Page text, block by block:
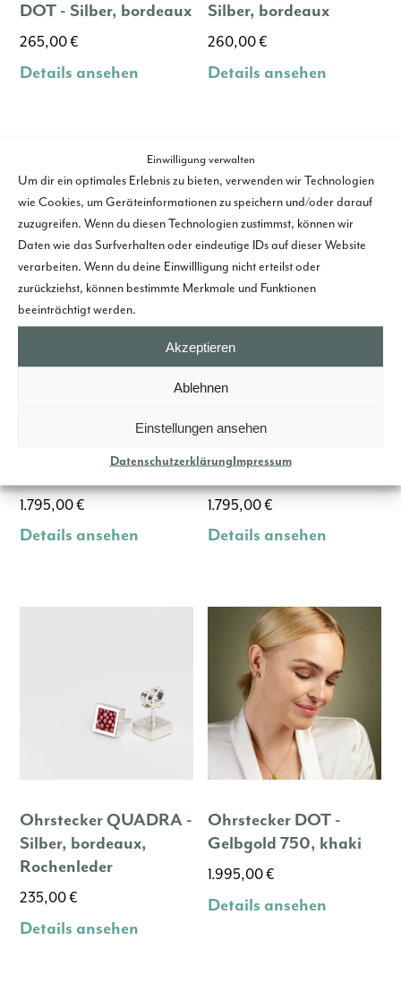
Einwilligung verwalten
Um dir ein optimales Erlebnis zu bieten, verwenden wir Technologien
wie Cookies, um Geräteinformationen zu speichern und/oder darauf
zuzugreifen. Wenn du diesen Technologien zustimmst, können wir
Daten wie das Surfverhalten oder eindeutige IDs auf dieser Website
verarbeiten. Wenn du deine Einwillligung nicht erteilst oder
zurückziehst, können bestimmte Merkmale und Funktionen
beeinträchtigt werden.
Akzeptieren
Ablehnen
Einstellungen ansehen
DatenschutzerklärungImpressum
DOT - Silber, bordeaux
265,00€
Details ansehen
Silber, bordeaux
260,00€
Details ansehen
Ähnliche Produkte
Ohrstecker DOT -
Weißgold 585,
1.795,00€
Details ansehen
Ohrstecker DOT -
Weißgold 750,
schwarz
1.795,00€
Details ansehen
Ohrstecker QUADRA -
Silber, bordeaux,
Rochenleder
235,00€
Details ansehen
Ohrstecker DOT -
Gelbgold 750, khaki
1.995,00€
Details ansehen